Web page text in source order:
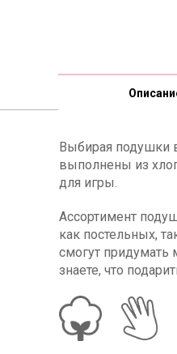
Выбирая подушки
выполнены из
для игры.
Ассортимент
как постельных,
смогут придумать
знаете, что